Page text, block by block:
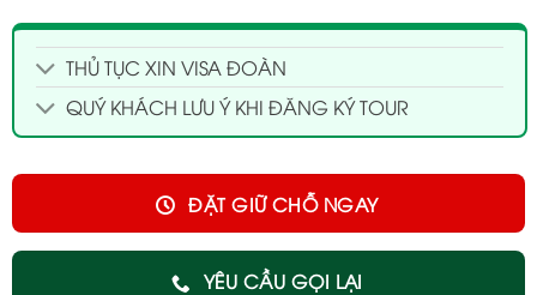
THỦ TỤC XIN VISA ĐOÀN
QUÝ KHÁCH LƯU Ý KHI ĐĂNG KÝ TOUR
YÊU CẦU GỌI LẠI
ĐẶT GIỮ CHỖ NGAY